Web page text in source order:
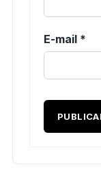
E-mail *